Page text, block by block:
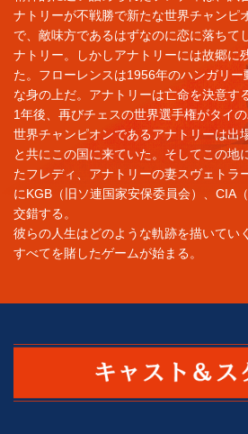
ナトリーが不戦勝で新たな世界チャンピ
で、敵味方であるはずなのに恋に落ちて
ナトリー。しかしアナトリーには故郷に
た。フローレンスは1956年のハンガリ
な身の上だ。アナトリーは亡命を決意する
1年後、再びチェスの世界選手権がタイ
世界チャンピオンであるアナトリーは出
と共にこの国に来ていた。そしてこの地
たフレディ、アナトリーの妻スヴェトラ
にKGB（旧ソ連国家安保委員会）、CIA
交錯する。
彼らの人生はどのような軌跡を描いてい
すべてを賭したゲームが始まる。